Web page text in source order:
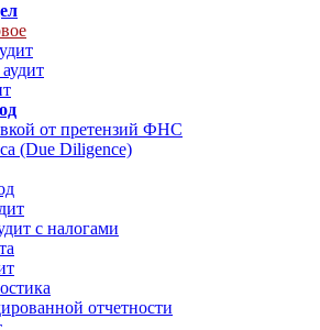
от претензий ФНС
(Due Diligence)
с налогами
отчетности